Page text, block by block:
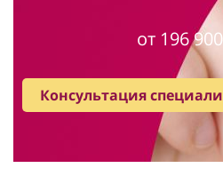
от 196
Консультация